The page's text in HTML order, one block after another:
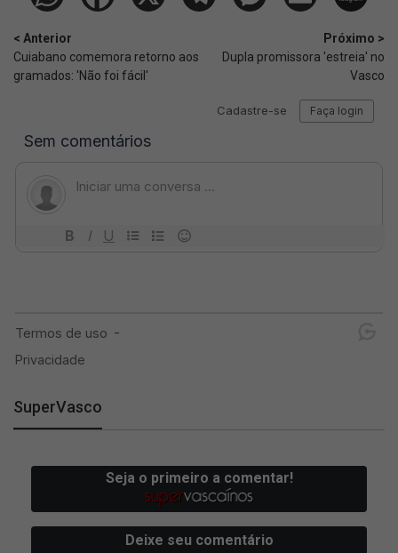
< Anterior
Cuiabano comemora retorno aos
gramados: 'Não foi fácil'
Próximo >
Dupla promissora 'estreia' no
Vasco
SuperVasco